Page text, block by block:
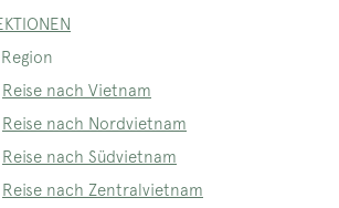
Reise nach Vietnam
Reise nach Nordvietnam
Reise nach Südvietnam
Reise nach Zentralvietnam